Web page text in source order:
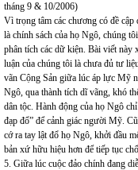
tháng 9 & 10/2006)
Vì trọng tâm các chương có đề
là chính sách của họ Ngô, chúng
phân tích các dữ kiện. Bài viết này
luận của chúng tôi là chưa đủ tư
vãn Cộng Sản giữa lúc áp lực Mỹ
Ngô, qua thành tích dĩ vãng, khó
dân tộc. Hành động của họ Ngô
đạp đổ” để cảnh giác người Mỹ.
cớ ra tay lật đổ họ Ngô, khởi đầu
bản xứ hữu hiệu hơn để tiếp tục
5. Giữa lúc cuộc đảo chính đang